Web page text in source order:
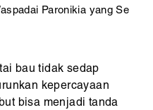
Paronikia yang Se
bau tidak sedap
kepercayaan
bisa menjadi tanda